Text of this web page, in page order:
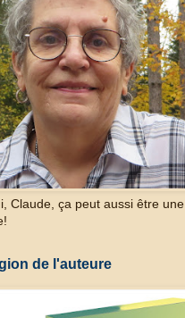
Claude, ça peut aussi être une
de l'auteure